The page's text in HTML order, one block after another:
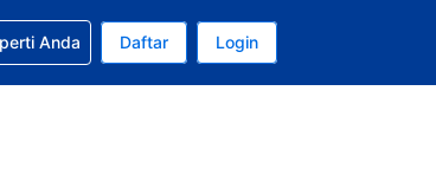
saat ini adalah Rupiah Indonesia
saat ini adalah Bahasa Indonesia
untuk pemesanan Anda
Anda Daftar Login